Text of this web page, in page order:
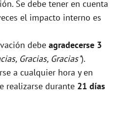
Se debe tener en cuenta
el impacto interno es
debe agradecerse 3
Gracias, Gracias").
a cualquier hora y en
realizarse durante 21 días